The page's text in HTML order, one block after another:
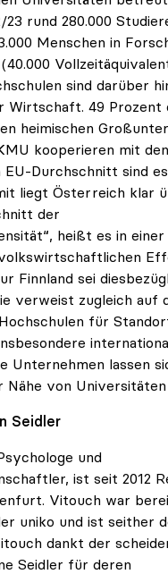
23 rund 280.000
Menschen in
sind darüber
Wirtschaft. 49 Prozent
heimischen
kooperieren mit den
EU-Durchschnitt sind
liegt Österreich klar
der
heißt es in
Finnland sei
verweist zugleich auf
für
Unternehmen lassen
von Universitäten
Seidler
und
ist seit 2012
Vitouch war
uniko und ist seither
dankt der
Seidler für deren